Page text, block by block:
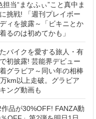
当“まなふぃ”こと真中ま
挑戦! 「週刊プレイボー
ィを披露～「ビキニとか
るのは初めてかも」
バイクを愛する旅人・有
初披露! 芸能界デビュー
グラビア～同い年の相棒
km以上走破。グラビア
ング動画も
品が30%OFF! FANZA動